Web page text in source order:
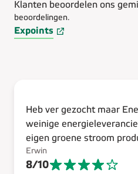
Klanten beoordelen ons
beoordelingen.
Expoints
Heb ver gezocht maar
weinige
eigen groene stroom
Erwin
8/10